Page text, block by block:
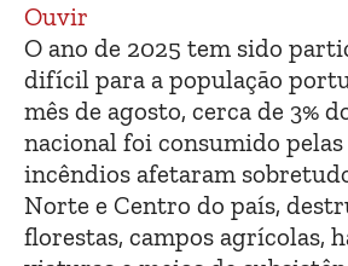
Ouvir
O ano de 2025 tem sido
difícil para a população
mês de agosto, cerca de 3%
nacional foi consumido pelas
incêndios afetaram
Norte e Centro do país,
florestas, campos agrícolas,